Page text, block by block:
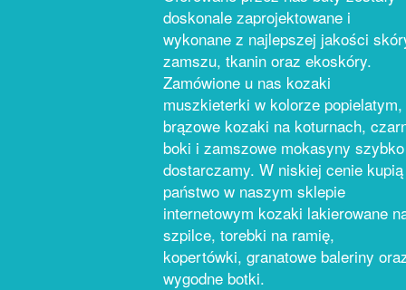
doskonale zaprojektowane i
wykonane z najlepszej jakości
zamszu, tkanin oraz ekoskóry.
Zamówione u nas kozaki
muszkieterki w kolorze popielatym,
brązowe kozaki na koturnach,
boki i zamszowe mokasyny szybko
dostarczamy. W niskiej cenie kupią
państwo w naszym sklepie
internetowym kozaki lakierowane
szpilce, torebki na ramię,
kopertówki, granatowe baleriny
wygodne botki.